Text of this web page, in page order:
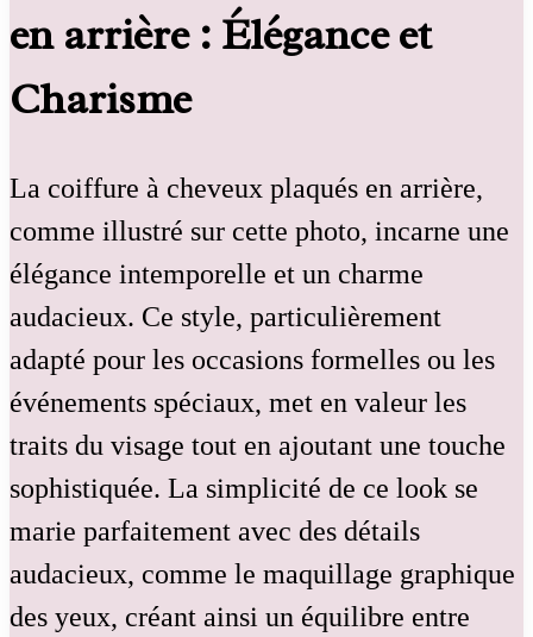
en arrière : Élégance et
Charisme
La coiffure à cheveux plaqués en arrière,
comme illustré sur cette photo, incarne une
élégance intemporelle et un charme
audacieux. Ce style, particulièrement
adapté pour les occasions formelles ou les
événements spéciaux, met en valeur les
traits du visage tout en ajoutant une touche
sophistiquée. La simplicité de ce look se
marie parfaitement avec des détails
audacieux, comme le maquillage graphique
des yeux, créant ainsi un équilibre entre